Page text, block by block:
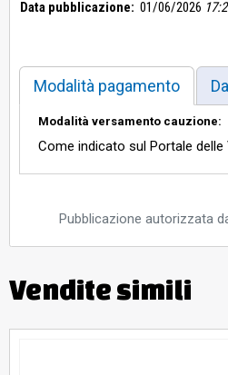
Data pubblicazione: 01/06/2026
Modalità pagamento
Modalità versamento cauzione:
Come indicato sul Portale delle
Pubblicazione autorizzata
Vendite simili